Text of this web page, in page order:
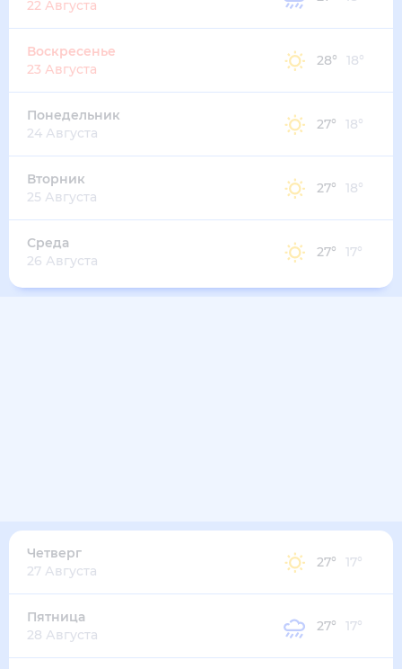
22 Августа
Воскресенье
23 Августа
28° 18°
Понедельник
24 Августа
27° 18°
Вторник
25 Августа
27° 18°
Среда
26 Августа
27° 17°
Четверг
27 Августа
27° 17°
Пятница
28 Августа
27° 17°